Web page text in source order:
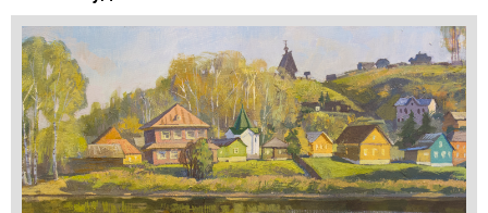
Коллекция
музея
Музей
1
Применить